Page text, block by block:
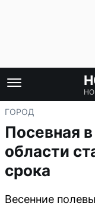
ГОРОД
Посевная
области
срока
Весенние